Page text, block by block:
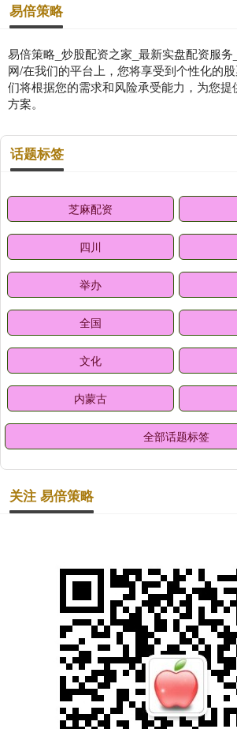
易倍策略
易倍策略_炒股配资之家_最新实盘配资服
网/在我们的平台上，您将享受到个性化的
们将根据您的需求和风险承受能力，为您提
方案。
话题标签
芝麻配资
四川
举办
全国
文化
内蒙古
全部话题标签
关注 易倍策略